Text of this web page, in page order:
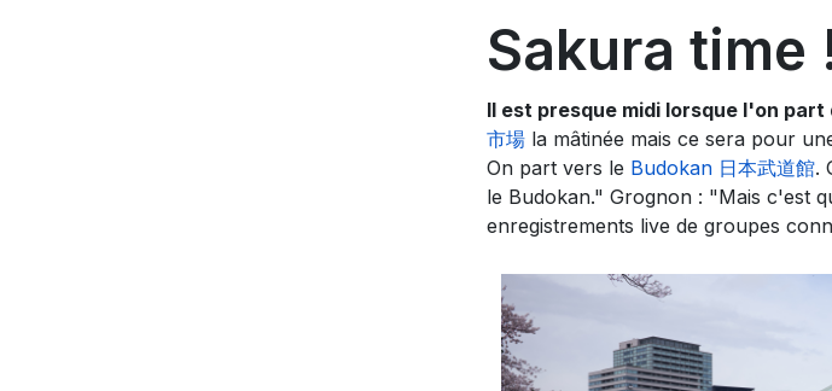
Sakura time
Il est presque midi lorsque l'on
市場 la mâtinée mais ce sera pour
On part vers le Budokan 日本武道館.
le Budokan." Grognon : "Mais c'est
enregistrements live de groupes